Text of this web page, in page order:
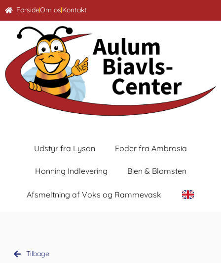
ForsideOm osKontakt
Udstyr fra Lyson Foder fra Ambrosia
Honning Indlevering Bien & Blomsten
Afsmeltning af Voks og Rammevask
Tilbage